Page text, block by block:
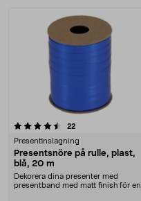
22recensioner
Presentinslagning
Presentsnöre på rulle, plast,
blå, 20 m
Dekorera dina presenter med
presentband med matt finish för en
5.0 av 5 stjärnor